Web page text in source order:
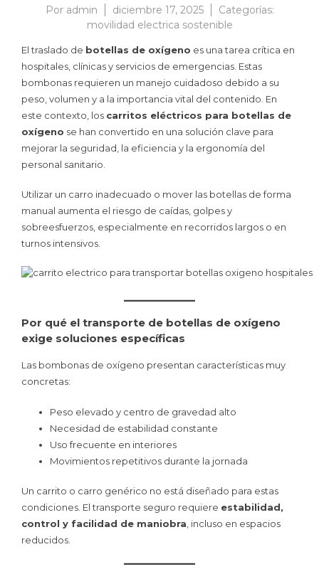
Por admin diciembre 17, 2025
Categorías:
movilidad electrica sostenible
El traslado de botellas de oxígeno es una tarea crítica en
hospitales, clínicas y servicios de emergencias. Estas
bombonas requieren un manejo cuidadoso debido a su
peso, volumen y a la importancia vital del contenido. En
este contexto, los carritos eléctricos para botellas de
oxígeno se han convertido en una solución clave para
mejorar la seguridad, la eficiencia y la ergonomía del
personal sanitario.
Utilizar un carro inadecuado o mover las botellas de forma
manual aumenta el riesgo de caídas, golpes y
sobreesfuerzos, especialmente en recorridos largos o en
turnos intensivos.
Por qué el transporte de botellas de oxígeno
exige soluciones específicas
Las bombonas de oxígeno presentan características muy
concretas:
Peso elevado y centro de gravedad alto
Necesidad de estabilidad constante
Uso frecuente en interiores
Movimientos repetitivos durante la jornada
Un carrito o carro genérico no está diseñado para estas
condiciones. El transporte seguro requiere estabilidad,
control y facilidad de maniobra, incluso en espacios
reducidos.